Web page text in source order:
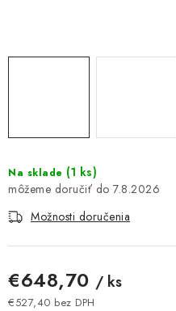
ZNAČKY
Obchodné podmienky
Formuláre na stiahnutie
Na sklade (1 ks)
7.8.2026
Možnosti doručenia
€648,70 / ks
€527,40 bez DPH